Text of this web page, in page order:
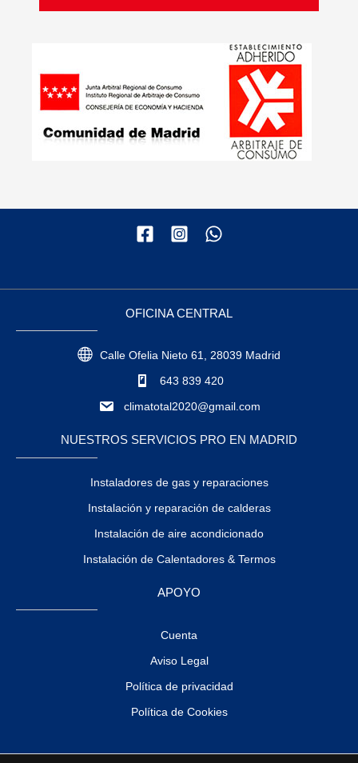
OFICINA CENTRAL
Calle Ofelia Nieto 61, 28039 Madrid
643 839 420
climatotal2020@gmail.com
NUESTROS SERVICIOS PRO EN MADRID
Instaladores de gas y reparaciones
Instalación y reparación de calderas
Instalación de aire acondicionado
Instalación de Calentadores & Termos
APOYO
Cuenta
Aviso Legal
Política de privacidad
Política de Cookies